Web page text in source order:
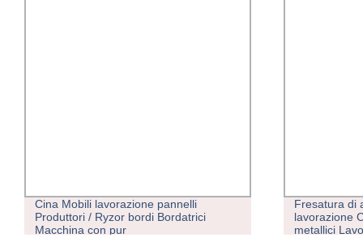
Cina Mobili lavorazione pannelli
Produttori / Ryzor bordi Bordatrici
Macchina con pur
Fresatura di
lavorazione
metallici